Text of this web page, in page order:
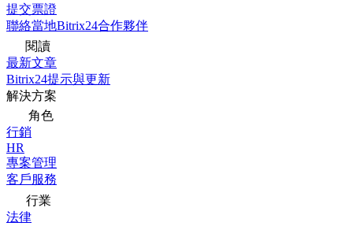
提交票證
聯絡當地Bitrix24合作夥伴
閱讀
最新文章
Bitrix24提示與更新
解決方案
角色
行銷
HR
專案管理
客戶服務
行業
法律